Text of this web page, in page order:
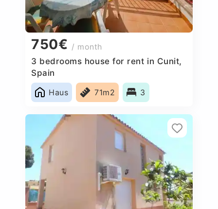
750€ / month
3 bedrooms house for rent in Cunit,
Spain
Haus
71m2 3